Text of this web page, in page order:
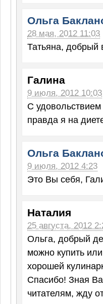
Ольга
28 мая, 2012 11:03
Татьяна, добрый
Галина
9 июля, 2012 10:03
С
правда я на
Ольга
9 июля, 2012 4:23
Это Вы себя,
Наталия
25 августа, 2012
Ольга, добрый
можно купить
хорошей
Спасибо! Зная
читателям, жду